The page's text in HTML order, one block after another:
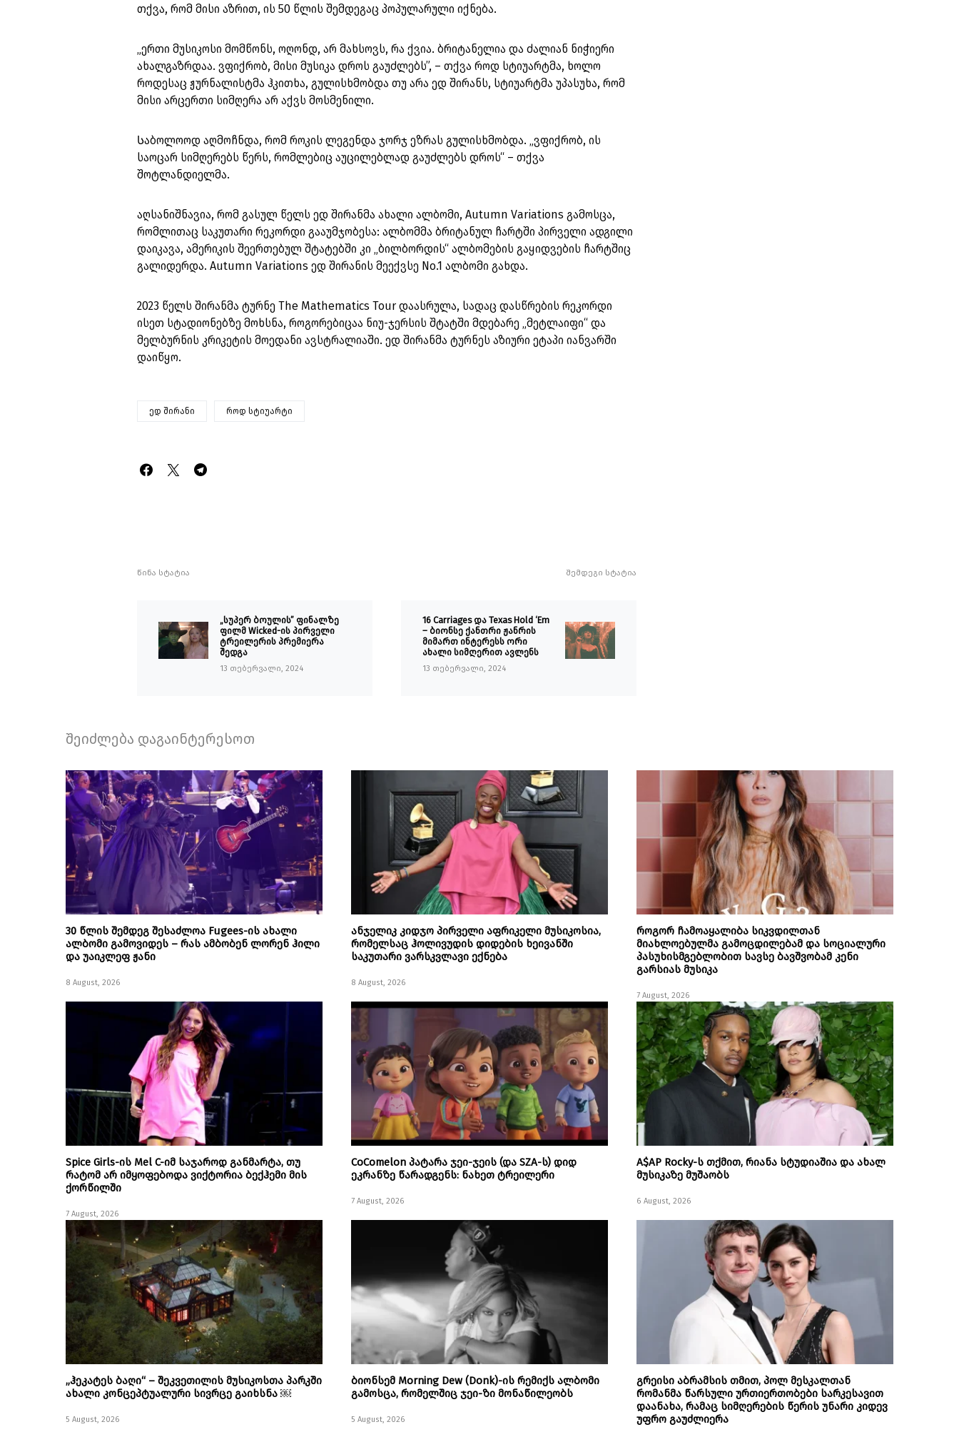
თქვა, რომ მისი აზრით, ის 50 წლის შემდეგაც პოპულარული იქნება.
„ერთი მუსიკოსი მომწონს, ოღონდ, არ მახსოვს, რა ქვია. ბრიტანელია და ძალიან ნიჭიერი
ახალგაზრდაა. ვფიქრობ, მისი მუსიკა დროს გაუძლებს”, – თქვა როდ სტიუარტმა, ხოლო
როდესაც ჟურნალისტმა ჰკითხა, გულისხმობდა თუ არა ედ შირანს, სტიუარტმა უპასუხა, რომ
მისი არცერთი სიმღერა არ აქვს მოსმენილი.
Საბოლოოდ აღმოჩნდა, რომ როკის ლეგენდა ჯორჯ ეზრას გულისხმობდა. „ვფიქრობ, ის
საოცარ სიმღერებს წერს, რომლებიც აუცილებლად გაუძლებს დროს“ – თქვა
შოტლანდიელმა.
აღსანიშნავია, რომ გასულ წელს ედ შირანმა ახალი ალბომი, Autumn Variations გამოსცა,
რომლითაც საკუთარი რეკორდი გააუმჯობესა: ალბომმა ბრიტანულ ჩარტში პირველი ადგილი
დაიკავა, ამერიკის შეერთებულ შტატებში კი „ბილბორდის“ ალბომების გაყიდვების ჩარტშიც
გალიდერდა. Autumn Variations ედ შირანის მეექვსე No.1 ალბომი გახდა.
2023 წელს შირანმა ტურნე The Mathematics Tour დაასრულა, სადაც დასწრების რეკორდი
ისეთ სტადიონებზე მოხსნა, როგორებიცაა ნიუ-ჯერსის შტატში მდებარე „მეტლაიფი“ და
მელბურნის კრიკეტის მოედანი ავსტრალიაში. ედ შირანმა ტურნეს აზიური ეტაპი იანვარში
დაიწყო.
ედ შირანი როდ სტიუარტი
წინა სტატია
„სუპერ ბოულის” ფინალზე
ფილმ Wicked-ის პირველი
ტრეილერის პრემიერა
შედგა
13 თებერვალი, 2024
შემდეგი სტატია
16 Carriages და Texas Hold ‘Em
– ბიონსე ქანთრი ჟანრის
მიმართ ინტერესს ორი
ახალი სიმღერით ავლენს
13 თებერვალი, 2024
შეიძლება დაგაინტერესოთ
30 წლის შემდეგ შესაძლოა Fugees-ის ახალი
ალბომი გამოვიდეს – რას ამბობენ ლორენ ჰილი
და უაიკლეფ ჟანი
8 August, 2026
ანჯელიკ კიდჯო პირველი აფრიკელი მუსიკოსია,
რომელსაც ჰოლივუდის დიდების ხეივანში
საკუთარი ვარსკვლავი ექნება
8 August, 2026
როგორ ჩამოაყალიბა სიკვდილთან
მიახლოებულმა გამოცდილებამ და სოციალური
პასუხისმგებლობით სავსე ბავშვობამ კენი
გარსიას მუსიკა
7 August, 2026
Spice Girls-ის Mel C-იმ საჯაროდ განმარტა, თუ
რატომ არ იმყოფებოდა ვიქტორია ბექჰემი მის
ქორწილში
7 August, 2026
CoComelon პატარა ჯეი-ჯეის (და SZA-ს) დიდ
ეკრანზე წარადგენს: ნახეთ ტრეილერი
7 August, 2026
A$AP Rocky-ს თქმით, რიანა სტუდიაშია და ახალ
მუსიკაზე მუშაობს
6 August, 2026
„ჰეკატეს ბაღი“ – შეკვეთილის მუსიკოსთა პარკში
ახალი კონცეპტუალური სივრცე გაიხსნა ￼
5 August, 2026
ბიონსემ Morning Dew (Donk)-ის რემიქს ალბომი
გამოსცა, რომელშიც ჯეი-ზი მონაწილეობს
5 August, 2026
გრეისი აბრამსის თმით, პოლ მესკალთან
რომანმა წარსული ურთიერთობები სარკესავით
დაანახა, რამაც სიმღერების წერის უნარი კიდევ
უფრო გაუძლიერა